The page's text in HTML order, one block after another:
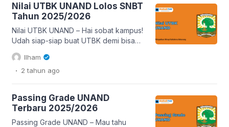
satu jalur favorit buat masuk perguruan
tinggi tanpa tes. Di jalur ini, nilai rapor
Kamu punya peran […]
Nilai UTBK UNAND Lolos SNBT
Tahun 2025/2026
Nilai UTBK UNAND – Hai sobat kampus!
Udah siap-siap buat UTBK demi bisa
masuk UNAND? Tenang aja, di artikel
ini Kuliah Yuk bakal kasih kamu
bocoran skor UTBK UNAND 2025/2026
fokus SNBT ada di Tes Potensi
Skolastik (TPS) aja, yang bakal nguji
kemampuan […]
Ilham
. 2 tahun ago
Passing Grade UNAND
Terbaru 2025/2026
Passing Grade UNAND – Mau tahu